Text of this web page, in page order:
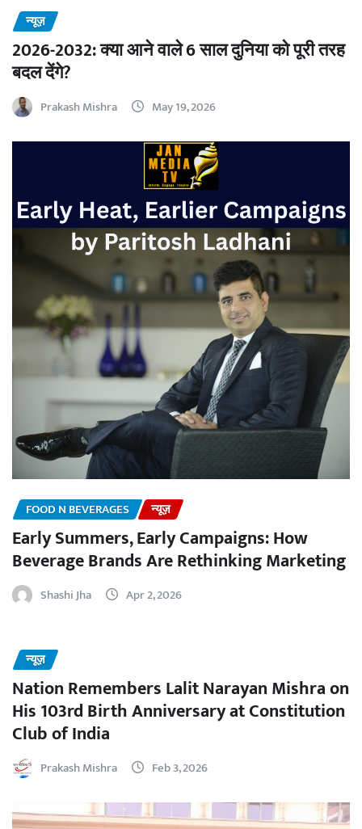
न्यूज़
2026-2032: क्या आने वाले 6 साल दुनिया को पूरी तरह
बदल देंगे?
Prakash Mishra May 19, 2026
FOOD N BEVERAGES न्यूज़
Early Summers, Early Campaigns: How
Beverage Brands Are Rethinking Marketing
Shashi Jha Apr 2, 2026
न्यूज़
Nation Remembers Lalit Narayan Mishra on
His 103rd Birth Anniversary at Constitution
Club of India
Prakash Mishra Feb 3, 2026